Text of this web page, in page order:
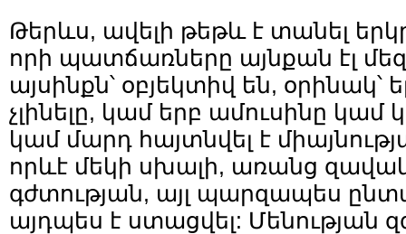
Թերևս, ավելի թեթև է տանել
որի պատճառները այնքան էլ
այսինքն՝ օբյեկտիվ են,
չլինելը, կամ երբ ամուսինը կամ
կամ մարդ հայտնվել է
որևէ մեկի սխալի, առանց
գժտության, այլ պարզապես
այդպես է ստացվել: